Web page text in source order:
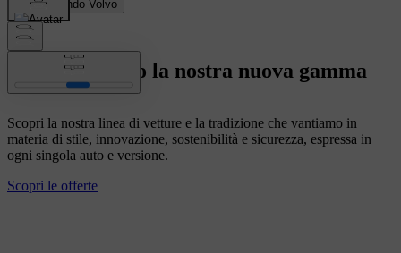
Ti presentiamo la nostra nuova gamma
Scopri la nostra linea di vetture e la tradizione che vantiamo in
materia di stile, innovazione, sostenibilità e sicurezza, espressa in
ogni singola auto e versione.
Scopri le offerte